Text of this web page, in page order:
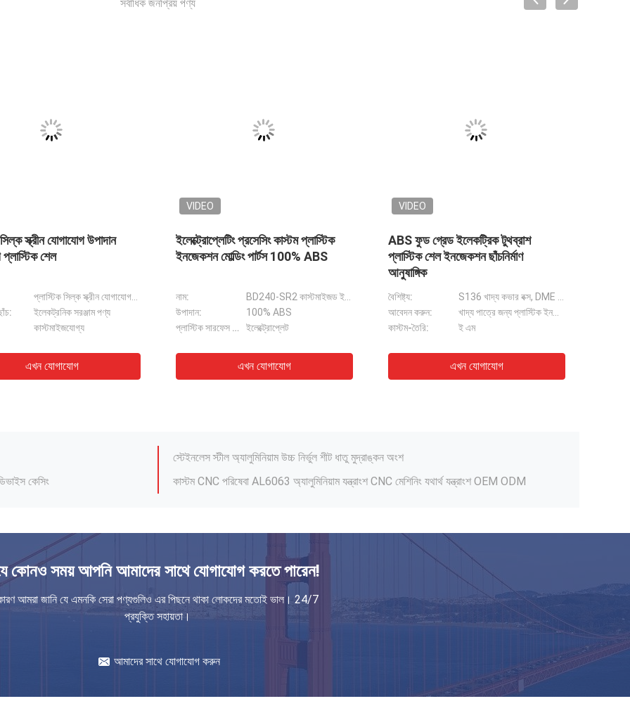
সর্বাধিক জনপ্রিয় পণ্য
ইলেক্ট্রো পোলিশ কাস্টম বড় মেডিকেল
প্লাস্টিক যন্ত্রাংশ স্ক্রিন প্রিন্টিং
জোর দেওয়া:
মেডিকেল রক্তচাপ মনিটরের প্লাস্টিকের কেস
পণ্য উপাদান:
গুণমান সিস্টেম:
SO9001:2008, ISO/TS16949:2009
এখন যোগাযোগ
স্যান্ড ব্লাস্টিং প্রিসিশন কাস্টিং অ্যালুমিনিয়াম
পার্টস অ্যালুমিনিয়াম ডাই কাস্টিং টেক্সচার
সারফেস টেকনিক:
সিএনসি, পলিশিং, স্যান্ডব্লাস্টিং, অক্সিডেশন
সিলভার
সারফেস ট্রিটমেন্ট:
Galvanized, নিকেল ধাতুপট্টাবৃত, anodized
এখন যোগাযোগ
প্লাস্টিক ABS PP যথার্থ ইনজেকশন
ছাঁচনির্মাণ বড় গৃহস্থালী যন্ত্রপাতির জন্য
কাস্টমাইজড ইনজেকশন ছাঁচ
অংশ উপাদান:
প্যারামিটার:
এখন যোগাযোগ
লেপ অ্যালুমিনিয়াম পার্টস
যন্ত্রাংশ প্লাস্টিক মুখবন্ধ
ইনজেকশন মোল্ডেড টেলিকমিউনিকেশন দুই রঙের প্রলিপ্ত প্লাস্টিক হাউজিং
ইনজেকশন ছাঁচনির্মাণ টেলিযোগাযোগ অংশ সিল্ক স্ক্রিন প্রিন্টিং কাস্টম প্লাস্টিক শেল
ফুড গ্রেড সিলিকন রাবার পার্টস PPSU বেবি বোতল নরম সিলিকন হ্যান্ডেল
কেসিং
কাস্টম CNC পরিষেবা AL6063 অ্যালুমিনিয়াম যন্ত্রাংশ CNC মেশিনিং যথার্থ যন্ত্রাংশ OEM ODM
ODM
ISO9001 ইনজেকশন ছাঁচনির্মাণ অংশ যোগাযোগ প্লাস্টিক কেস OEM
প্যানেল প্লাস্টিক শেল
পিসি এবিএস র‍্যাপিড ইনজেকশন মোল্ডেড পার্টস প্রোটোটাইপ প্লাস্টিক পিএমএস
হেড লেপ অ্যালুমিনিয়াম পার্টস
যন্ত্রাংশ প্লাস্টিক মুখবন্ধ
ইনজেকশন মোল্ডেড টেলিকমিউনিকেশন দুই রঙের প্রলিপ্ত প্লাস্টিক হাউজিং
ইনজেকশন ছাঁচনির্মাণ টেলিযোগাযোগ অংশ সিল্ক স্ক্রিন প্রিন্টিং কাস্টম প্লাস্টিক শেল
পিএমএস
ফুড গ্রেড সিলিকন রাবার পার্টস PPSU বেবি বোতল নরম সিলিকন হ্যান্ডেল
ছাঁচ ডিজাইন ETC সিলিকন রাবার অংশ ভোজ্য প্লাস্টিক শিশুর বোতল OEM ODM
কোনও সময় আপনি আমাদের সাথে যোগাযোগ করতে পারেন!
আমরা জানি যে এমনকি সেরা পণ্যগুলিও এর পিছনে থাকা লোকদের মতোই ভাল। 24/7
প্রযুক্তি সহায়তা।
আমাদের সাথে যোগাযোগ করুন